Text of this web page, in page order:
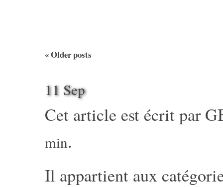
«Older posts
11 Sep
Cet article est écrit par
min.
Il appartient aux